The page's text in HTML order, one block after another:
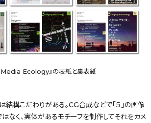
Ecology』の表紙と裏表紙
結構こだわりがある。CG合成などで「５」の画像
なく、実体があるモチーフを制作してそれをカメ